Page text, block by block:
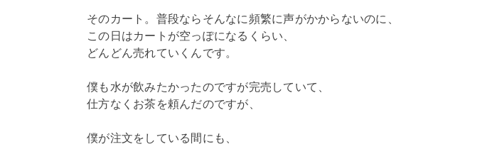
そのカート。普段ならそんなに頻繁に声がかからないのに、
この日はカートが空っぽになるくらい、
どんどん売れていくんです。
僕も水が飲みたかったのですが完売していて、
仕方なくお茶を頼んだのですが、
僕が注文をしている間にも、